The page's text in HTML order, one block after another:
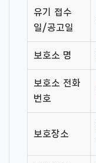
유기 접수
일/공고일
보호소 명
보호소 전화
번호
보호장소